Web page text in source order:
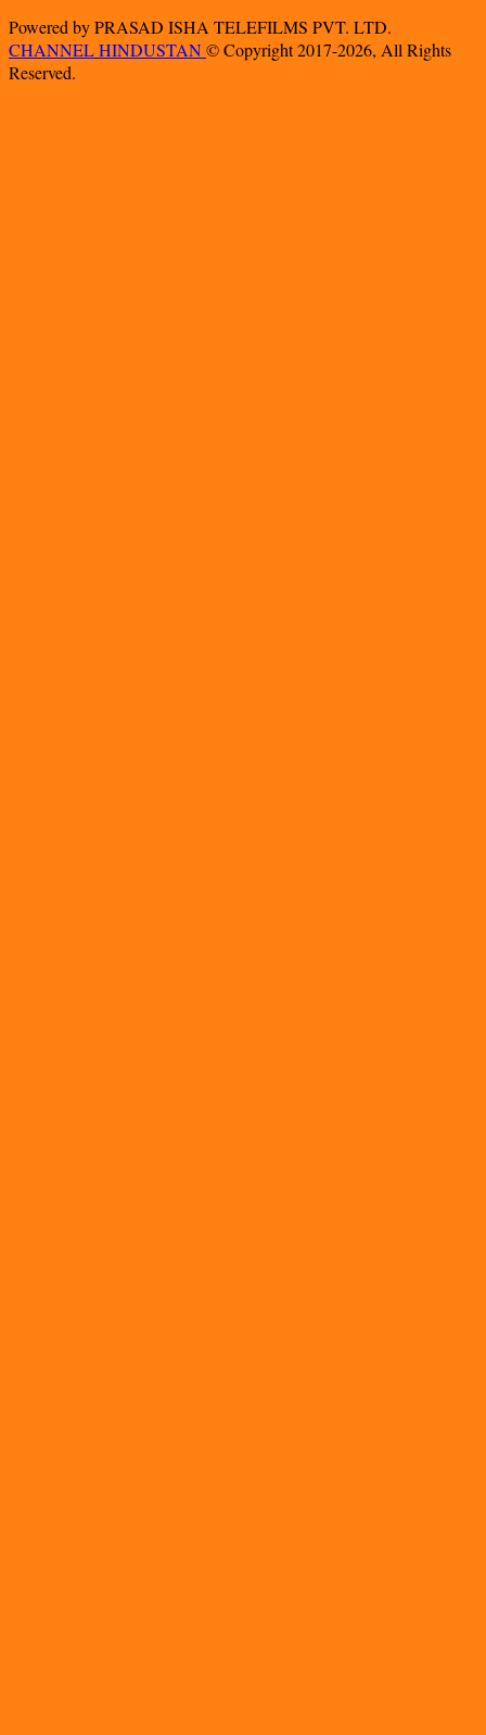
Powered by PRASAD ISHA TELEFILMS PVT. LTD.
CHANNEL HINDUSTAN© Copyright 2017-2026, All Rights
Reserved.